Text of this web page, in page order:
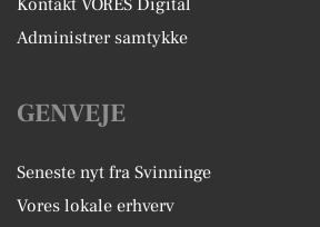
Kontakt VORES Digital
Administrer samtykke
GENVEJE
Seneste nyt fra Svinninge
Vores lokale erhverv